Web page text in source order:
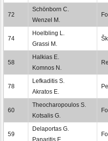
72
Schönborn C.
Wenzel M.
74
Hoelbling L.
Grassi M.
58
Halkias E.
Komnos N.
78
Lefkaditis S.
Akratos E.
60
Theocharopoulos S.
Kotsalis G.
59
Delaportas G.
Panaritis E.